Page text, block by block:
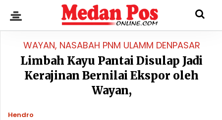
WAYAN, NASABAH PNM ULAMM DENPASAR
Limbah Kayu Pantai Disulap Jadi
Kerajinan Bernilai Ekspor oleh
Wayan,
Hendro